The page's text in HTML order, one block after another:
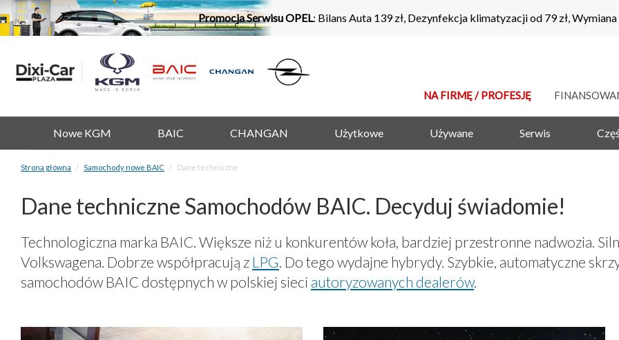
Promocja Serwisu OPEL: Bilans Auta 139 zł, Dezynfekcja klimatyzacji od 79 zł,
NA FIRMĘ / PROFESJĘ
Nowe KGM BAIC CHANGAN Użytkowe Używane Serwis
Strona główna Samochody nowe BAIC Dane techniczne
Dane techniczne Samochodów BAIC. Decyduj świadomie!
Technologiczna marka BAIC. Większe niż u konkurentów koła, bardziej przestronne nadwozia.
Volkswagena. Dobrze współpracują z LPG. Do tego wydajne hybrydy. Szybkie, automatyczne
samochodów BAIC dostępnych w polskiej sieci autoryzowanych dealerów.